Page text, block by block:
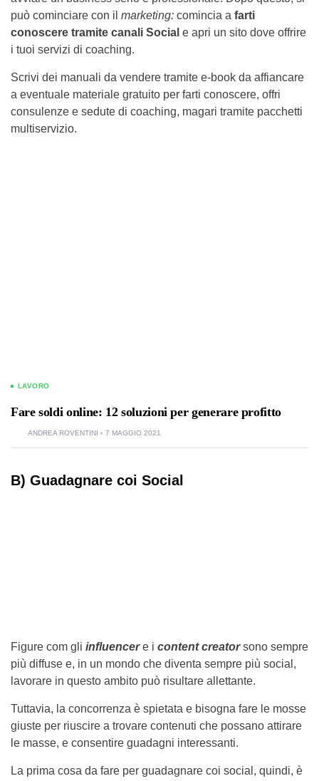
può cominciare con il marketing: comincia a farti
conoscere tramite canali Social e apri un sito dove offrire
i tuoi servizi di coaching.
Scrivi dei manuali da vendere tramite e-book da affiancare
a eventuale materiale gratuito per farti conoscere, offri
consulenze e sedute di coaching, magari tramite pacchetti
multiservizio.
LAVORO
Fare soldi online: 12 soluzioni per generare profitto
ANDREA ROVENTINI 7 MAGGIO 2021
B) Guadagnare coi Social
Figure com gli influencere i content creatorsono sempre
più diffuse e, in un mondo che diventa sempre più social,
lavorare in questo ambito può risultare allettante.
Tuttavia, la concorrenza è spietata e bisogna fare le mosse
giuste per riuscire a trovare contenuti che possano attirare
le masse, e consentire guadagni interessanti.
La prima cosa da fare per guadagnare coi social, quindi, è